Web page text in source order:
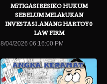
MiTIGASI RESIKO HUKUM
SEBELUM MELAkUKAN
INVESTASI .ANANG HARTOY0
LAW FIRM
8/04/2026 06:16:00 PM